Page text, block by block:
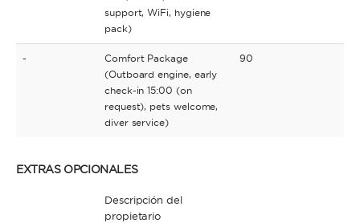
support, WiFi, hygiene
pack)
-
Comfort Package
(Outboard engine, early
check-in 15:00 (on
request), pets welcome,
diver service)
90
EXTRAS OPCIONALES
Descripción del
propietario